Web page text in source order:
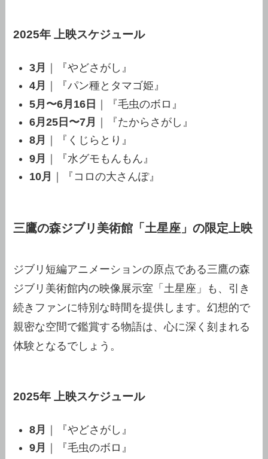
2025年 上映スケジュール
3月
｜『やどさがし』
4月
｜『パン種とタマゴ姫』
5月〜6月16日 ｜『毛虫のボロ』
6月25日〜7月
｜『たからさがし』
8月
｜『くじらとり』
9月
｜『水グモもんもん』
10月
｜『コロの大さんぽ』
三鷹の森ジブリ美術館「土星座」の限定上映
ジブリ短編アニメーションの原点である三鷹の森
ジブリ美術館内の映像展示室「土星座」も、引き
続きファンに特別な時間を提供します。幻想的で
親密な空間で鑑賞する物語は、心に深く刻まれる
体験となるでしょう。
2025年 上映スケジュール
8月
｜『やどさがし』
9月
｜『毛虫のボロ』